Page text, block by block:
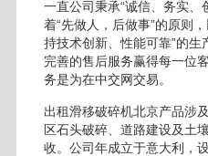
一直公司秉承“诚信、务实、
着“先做人，后做事”的原则
持技术创新、性能可靠”的
完善的售后服务赢得每一位
务是为在中交网交易。
出租滑移破碎机北京产品涉
区石头破碎、道路建设及土
收。公司年成立于意大利，